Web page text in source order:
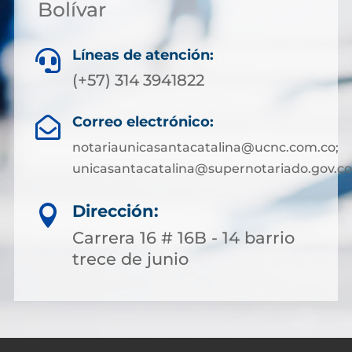
Bolívar
 Líneas de atención:
(+57) 314 3941822
 Correo electrónico:
notariaunicasantacatalina@ucnc.com.co;
unicasantacatalina@supernotariado.gov.co

Dirección:
Carrera 16 # 16B - 14 barrio
trece de junio